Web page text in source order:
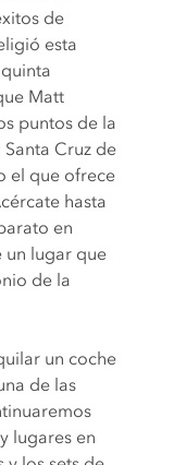
de
esta
Matt
puntos de la
Cruz de
el que ofrece
hasta
en
un lugar que
de la
un coche
de las
lugares en